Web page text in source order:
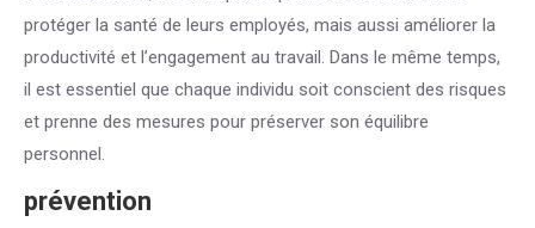
protéger la santé de leurs employés, mais aussi améliorer la
productivité et l’engagement au travail. Dans le même temps,
il est essentiel que chaque individu soit conscient des risques
et prenne des mesures pour préserver son équilibre
personnel.
prévention